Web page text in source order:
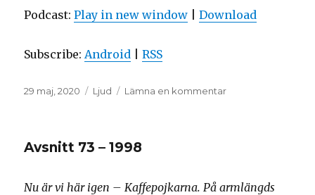
Podcast:Play in new window |Download
Subscribe: Android |RSS
Postat
29 maj, 2020 Format
Ljud Lämna en kommentartill
Avsnitt 73 – 1998
Nu är vi här igen – Kaffepojkarna. På armlängds